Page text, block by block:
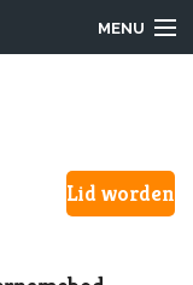
MENU
Lid worden